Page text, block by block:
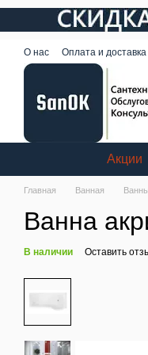
Перейти к основному
О нас Оплата и доставка
Акции
Главная Ванная Ванны
Ванна
В наличии Оставить